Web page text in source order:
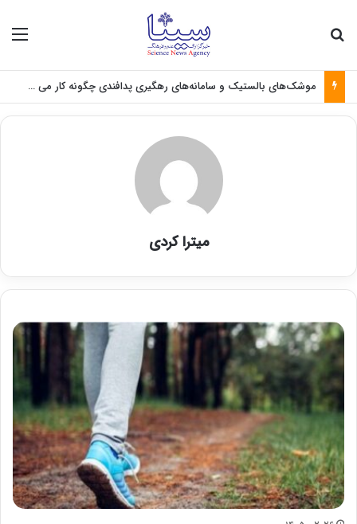
موشک‌های بالستیک و سامانه‌های رهگیری پدافندی چگونه کار می کنند؟
میترا کردی